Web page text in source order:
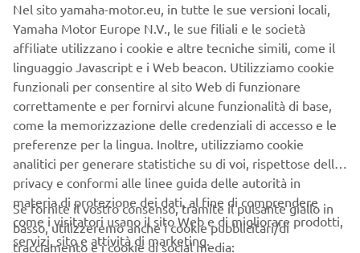
GARA 2L’ottava prova del campionato italiano velocità
SuperSport si è disputata regolamento sui sedici giri. Nel
caldo e soleggiato tardo pomeriggio di domenica i piloti
del GAS Racing Team hanno dato spettacolo. Massimo
Roccoli scattato dalla sesta casella balza subito al comando
cedendo dopo qualche giro la testa della corsa, restando
però in lotta per la vittoria fino all’ultima curva, vittoria
che sfugge per un soffio all’ultimo giro. Mattia Casadei
dalla decima casella guadagna subito delle posizioni, con
determinazione e grinta recupera il distacco dal gruppo di
testa e con un ultimo giro mozzafiato, riesce ad
agguantare il terzo gradino del podio. Lorenzo Gabellini
partito dalla quinta posizione si è subito trovato
Nel sito yamaha-motor.eu, in tutte le sue versioni locali,
Yamaha Motor Europe N.V., le sue filiali e le società
affiliate utilizzano i cookie e altre tecniche simili, come il
linguaggio Javascript e i Web beacon. Utilizziamo cookie
funzionali per consentire al sito Web di funzionare
correttamente e per fornirvi alcune funzionalità di base,
come la memorizzazione delle credenziali di accesso e le
preferenze per la lingua. Inoltre, utilizziamo cookie
analitici per generare statistiche su di voi, rispettose della
privacy e conformi alle linee guida delle autorità in
materia di protezione dei dati, al fine di comprendere
come i visitatori usano il sito Web e di migliorare prodotti,
servizi, sito e attività di marketing.
Se fornite il vostro consenso, tramite il pulsante giallo in
basso, utilizzeremo anche i cookie pubblicitari/di
tracciamento e i cookie di social media: